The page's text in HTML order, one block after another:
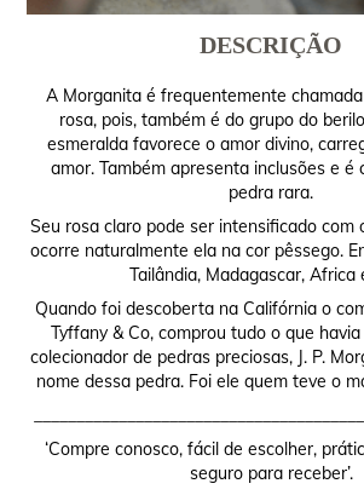
DESCRIÇÃO
A Morganita é frequentemente
rosa, pois, também é do grupo do
esmeralda favorece o amor divino,
amor. Também apresenta inclusões e é
pedra rara.
Seu rosa claro pode ser intensificado com
ocorre naturalmente ela na cor pêssego.
Tailândia, Madagascar, Africa
Quando foi descoberta na Califórnia o
Tyffany & Co, comprou tudo o que
colecionador de pedras preciosas, J. P.
nome dessa pedra. Foi ele quem teve o
‘Compre conosco, fácil de escolher,
seguro para receber’.